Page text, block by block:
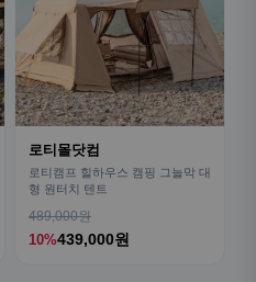
로티몰닷컴
로티캠프 힐하우스 캠핑 그늘막 대
형 원터치 텐트
489,000원
10%439,000원